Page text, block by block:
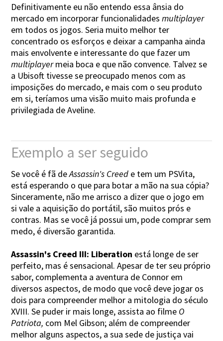
Definitivamente eu não entendo essa ânsia do
mercado em incorporar funcionalidadesmultiplayer
em todos os jogos. Seria muito melhor ter
concentrado os esforços e deixar a campanha ainda
mais envolvente e interessante do que fazer um
multiplayermeia boca e que não convence. Talvez se
a Ubisoft tivesse se preocupado menos com as
imposições do mercado, e mais com o seu produto
em si, teríamos uma visão muito mais profunda e
privilegiada de Aveline.
Exemplo a ser seguido
Se você é fã deAssassin's Creed e tem um PSVita,
está esperando o que para botar a mão na sua cópia?
Sinceramente, não me arrisco a dizer que o jogo em
si vale a aquisição do portátil, são muitos prós e
contras. Mas se você já possui um, pode comprar sem
medo, é diversão garantida.
Assassin's Creed III: Liberation está longe de ser
perfeito, mas é sensacional. Apesar de ter seu próprio
sabor, complementa a aventura de Connor em
diversos aspectos, de modo que você deve jogar os
dois para compreender melhor a mitologia do século
XVIII. Se puder ir mais longe, assista ao filme O
Patriota, com Mel Gibson; além de compreender
melhor alguns aspectos, a sua sede de justiça vai